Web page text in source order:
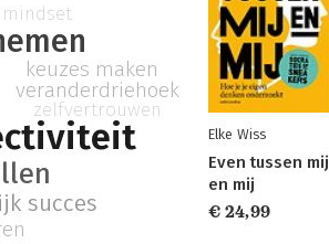
succes
keuzes maken
veranderdriehoek
zelfvertrouwen
mindset
Elke Wiss
Even tussen mij
en mij
€ 24,99